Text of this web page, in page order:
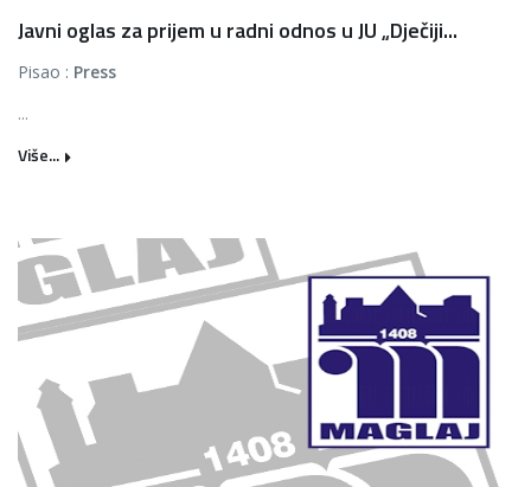
Javni oglas za prijem u radni odnos u JU „Dječiji...
Pisao : Press
...
Više...